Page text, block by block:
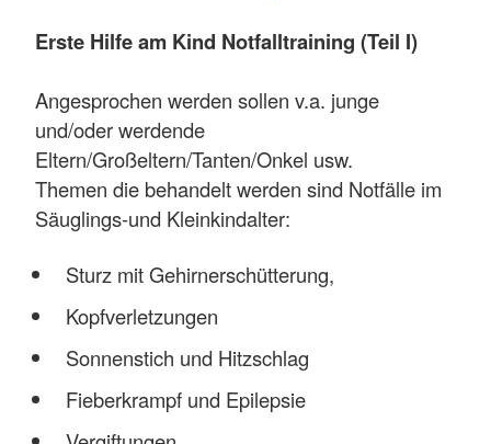
Erste Hilfe am Kind Notfalltraining (Teil I)
Angesprochen werden sollen v.a. junge
und/oder werdende
Eltern/Großeltern/Tanten/Onkel usw.
Themen die behandelt werden sind Notfälle im
Säuglings-und Kleinkindalter:
Sturz mit Gehirnerschütterung,
Kopfverletzungen
Sonnenstich und Hitzschlag
Fieberkrampf und Epilepsie